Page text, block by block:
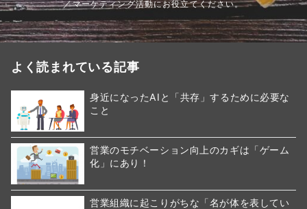
／マーケティング活動にお役立てください。
よく読まれている記事
身近になったAIと「共存」するために必要な
こと
営業のモチベーション向上のカギは「ゲーム
化」にあり！
営業組織に起こりがちな「名が体を表してい